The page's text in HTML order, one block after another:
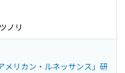
ノリ
メリカン・ルネッサンス」研